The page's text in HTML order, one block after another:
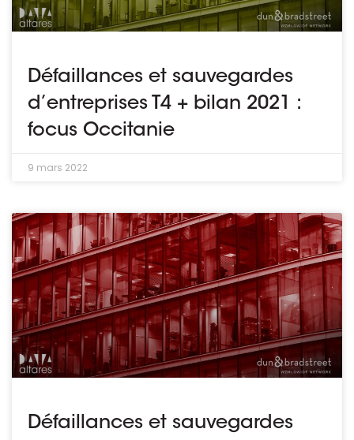
Défaillances et sauvegardes
d’entreprises T4 + bilan 2021 :
focus Occitanie
9 mars 2022
Défaillances et sauvegardes